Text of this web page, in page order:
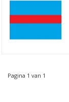
Pagina 1 van 1